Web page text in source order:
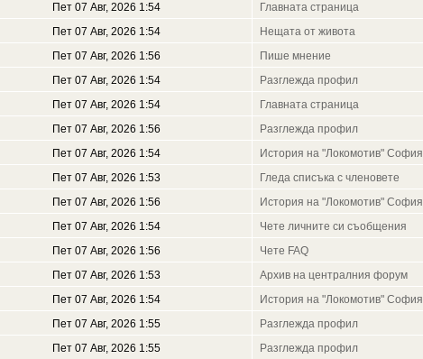
Пет 07 Авг, 2026 1:54
Главната страница
Пет 07 Авг, 2026 1:54
Нещата от живота
Пет 07 Авг, 2026 1:56
Пише мнение
Пет 07 Авг, 2026 1:54
Разглежда профил
Пет 07 Авг, 2026 1:54
Главната страница
Пет 07 Авг, 2026 1:56
Разглежда профил
Пет 07 Авг, 2026 1:54
История на "Локомотив" София
Пет 07 Авг, 2026 1:53
Гледа списъка с членовете
Пет 07 Авг, 2026 1:56
История на "Локомотив" София
Пет 07 Авг, 2026 1:54
Чете личните си съобщения
Пет 07 Авг, 2026 1:56
Чете FAQ
Пет 07 Авг, 2026 1:53
Архив на централния форум
Пет 07 Авг, 2026 1:54
История на "Локомотив" София
Пет 07 Авг, 2026 1:55
Разглежда профил
Пет 07 Авг, 2026 1:55
Разглежда профил